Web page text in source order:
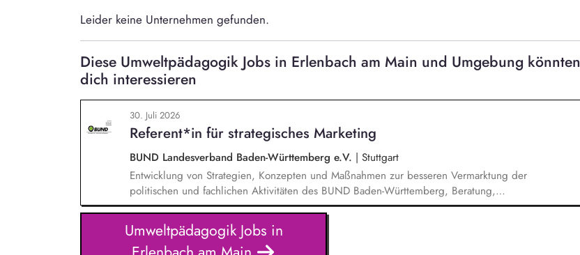
Leider keine Unternehmen gefunden.
Diese Umweltpädagogik Jobs in Erlenbach am Main und Umgebung könnten
dich interessieren
30. Juli 2026
Referent*in für strategisches Marketing
BUND Landesverband Baden-Württemberg e.V. | Stuttgart
Entwicklung von Strategien, Konzepten und Maßnahmen zur besseren Vermarktung der
politischen und fachlichen Aktivitäten des BUND Baden-Württemberg, Beratung,
Unterstützung und Qualifizierung der Haupt- und Ehrenamtlichen im BUND zur
Verbesserung der öffentlichen Sichtbarkeit des BUND, Konzeptionelle Begleitung des
BUND-Auftritts bei Veranstaltungen, Aktionen u.ä.
Umweltpädagogik Jobs in